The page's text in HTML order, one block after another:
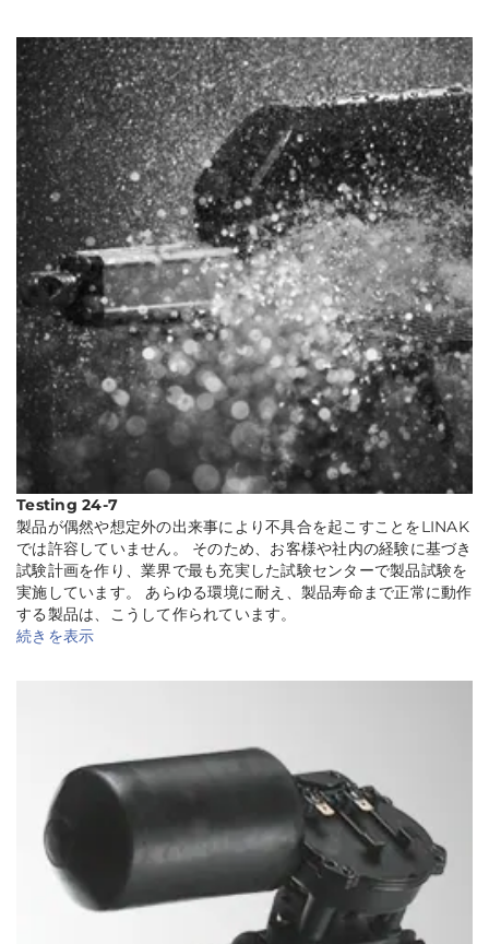
Testing 24-7
製品が偶然や想定外の出来事により不具合を起こすことをLINAK
では許容していません。 そのため、お客様や社内の経験に基づき
試験計画を作り、業界で最も充実した試験センターで製品試験を
実施しています。 あらゆる環境に耐え、製品寿命まで正常に動作
する製品は、こうして作られています。
続きを表示